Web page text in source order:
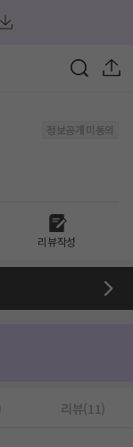
정보공개 미동의
리뷰작성
리뷰(11)